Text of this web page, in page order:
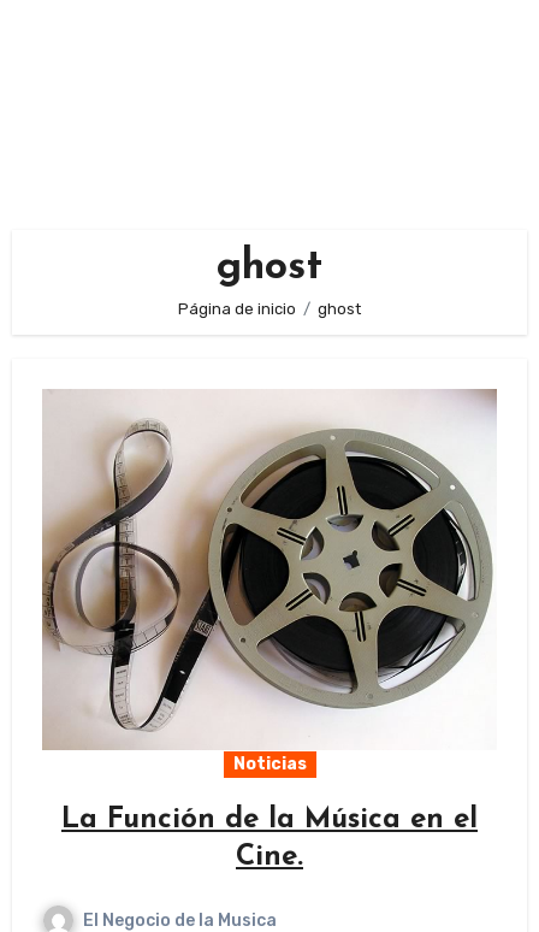
ghost
Página de inicio ghost
Noticias
La Función de la Música en el
Cine.
El Negocio de la Musica